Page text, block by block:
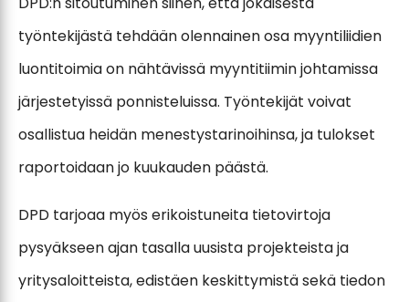
työntekijästä tehdään olennainen osa myyntiliidien
luontitoimia on nähtävissä myyntitiimin johtamissa
järjestetyissä ponnisteluissa. Työntekijät voivat
osallistua heidän menestystarinoihinsa, ja tulokset
raportoidaan jo kuukauden päästä.
DPD tarjoaa myös erikoistuneita tietovirtoja
pysyäkseen ajan tasalla uusista projekteista ja
yritysaloitteista, edistäen keskittymistä sekä tiedon